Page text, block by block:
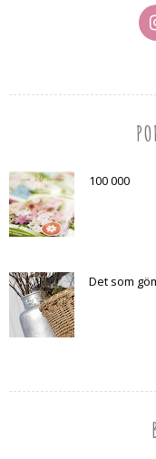
100 000
Det som